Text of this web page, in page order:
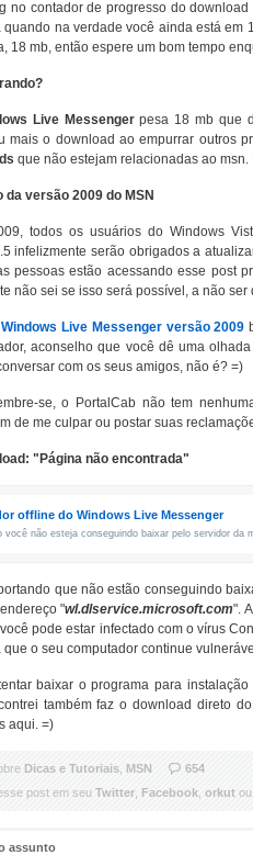
no contador de progresso do
na verdade você ainda está em
18 mb, então espere um bom tempo
Live Messengerpesa 18 mb que
mais o download ao empurrar outros
que não estejam relacionadas ao
versão 2009 do MSN
todos os usuários do Windows
infelizmente serão obrigados a
pessoas estão acessando esse post
não sei se isso será possível, a não
Windows Live Messenger versão 2009
aconselho que você dê uma
com os seus amigos, não é? =)
se, o PortalCab não tem
de me culpar ou postar suas
"Página não encontrada"
offline do Windows Live Messenger
você não esteja conseguindo baixar pelo servidor da
que não estão conseguindo
"wl.dlservice.microsoft.com".
pode estar infectado com o vírus
o seu computador continue
baixar o programa para
também faz o download direto
aqui. =)
Dicas e Tutoriais MSN
654
post em seu Twitter Facebook orkut
assunto